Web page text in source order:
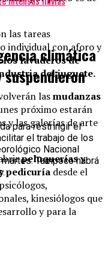
las tareas
individual con aforo y
los lavaderos de
del juguete.
lasmudanzas
próximo estarán
y las galerías de arte
peluquerías y
pedicuría desde el
kinesiólogos que
y para la
climática
para restringir el
el trabajo de los
Nacional
Tampoco habrá